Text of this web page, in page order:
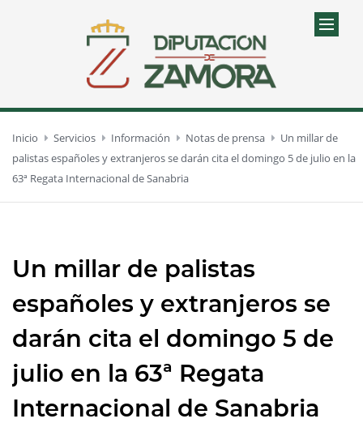
Inicio Servicios Información Notas de prensa
Un millar de
palistas españoles y extranjeros se darán cita el domingo 5 de julio en la
63ª Regata Internacional de Sanabria
Un millar de palistas
españoles y extranjeros se
darán cita el domingo 5 de
julio en la 63ª Regata
Internacional de Sanabria